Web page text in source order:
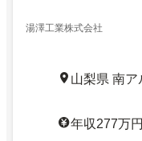
湯澤工業株式会社
山梨県 南
年収277万